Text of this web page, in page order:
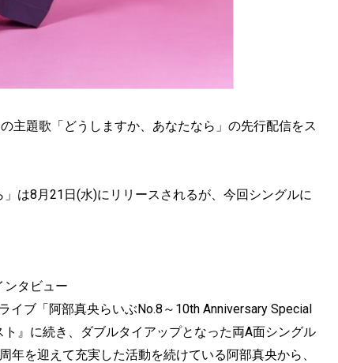
主題歌「どうしますか、あなたなら」の先行配信をス
は8月21日(水)にリリースされるが、今回シングルに
ンタビュー
ブ「阿部真央らいぶNo.8～10th Anniversary Special
』に続き、ダブルタイアップとなった両A面シングル
年を迎えて充実した活動を続けている阿部真央から、